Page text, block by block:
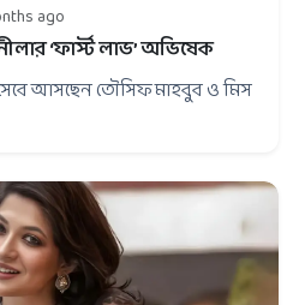
ago
‘ফার্স্ট লাভ’ অভিষেক
আসছেন তৌসিফ মাহবুব ও মিস